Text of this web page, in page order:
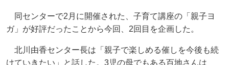
同センターで2月に開催された、子育て講座の「親子ヨ
ガ」が好評だったことから今回、2回目を企画した。
北川由香センター長は「親子で楽しめる催しを今後も続
けていきたい」と話した。3児の母でもある百地さんは